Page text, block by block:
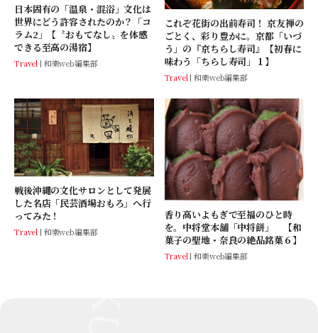
日本固有の「温泉・混浴」文化は
世界にどう許容されたのか？「コ
ラム2」【〝おもてなし〟を体感
できる至高の湯宿】
Travel 和樂web編集部
これぞ花街の出前寿司！ 京友禅の
ごとく、彩り豊かに。京都「いづ
う」の『京ちらし寿司』【初春に
味わう「ちらし寿司」１】
Travel 和樂web編集部
戦後沖縄の文化サロンとして発展
した名店「民芸酒場おもろ」へ行
ってみた！
Travel 和樂web編集部
香り高いよもぎで至福のひと時
を。中将堂本舗「中将餅」 【和
菓子の聖地・奈良の絶品銘菓６】
Travel 和樂web編集部